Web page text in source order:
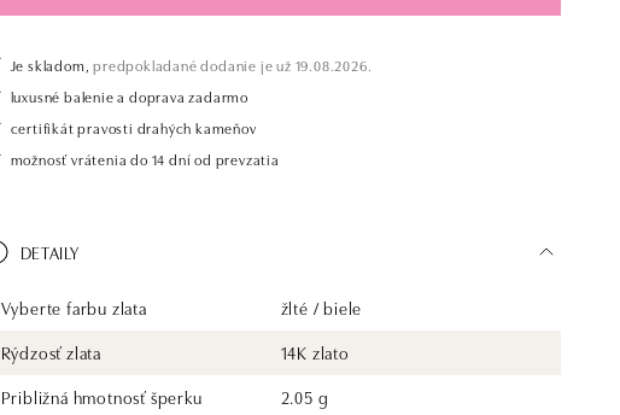
Je skladom, predpokladané dodanie je už 19.08.2026.
luxusné balenie a doprava zadarmo
certifikát pravosti drahých kameňov
možnosť vrátenia do 14 dní od prevzatia
DETAILY
Vyberte farbu zlata
žlté / biele
Rýdzosť zlata
14K zlato
Približná hmotnosť šperku
2.05 g